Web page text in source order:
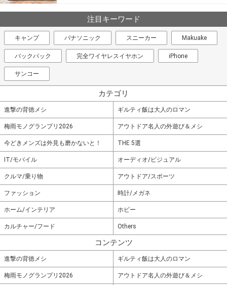
注目キーワード
キャンプ パナソニック スニーカー Makuake
バックパック 完全ワイヤレスイヤホン iPhone
サンコー
カテゴリ
進撃の背徳メシ ギルティ飯は大人のロマン
梅雨モノグランプリ2026 アウトドア名人の外遊び＆メシ
今どきメンズは外見も磨かないと！ THE 5選
IT/モバイル オーディオ/ビジュアル
クルマ/乗り物 アウトドア/スポーツ
ファッション 時計/メガネ
ホーム/インテリア ホビー
カルチャー/フード Others
コンテンツ
進撃の背徳メシ ギルティ飯は大人のロマン
梅雨モノグランプリ2026 アウトドア名人の外遊び＆メシ